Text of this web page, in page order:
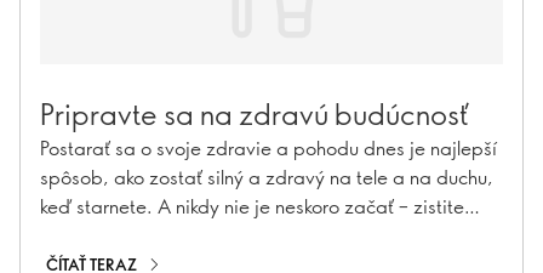
Pripravte sa na zdravú budúcnosť
Postarať sa o svoje zdravie a pohodu dnes je najlepší
spôsob, ako zostať silný a zdravý na tele a na duchu,
keď starnete. A nikdy nie je neskoro začať – zistite
ČÍTAŤ TERAZ